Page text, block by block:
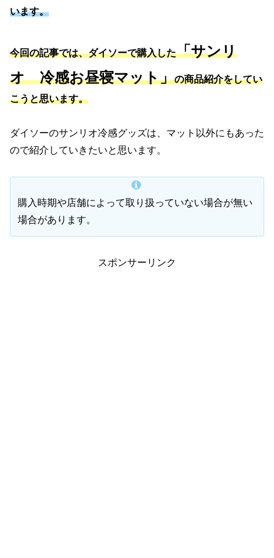
います。
今回の記事では、ダイソーで購入した「サンリ
オ 冷感お昼寝マット」の商品紹介をしてい
こうと思います。
ダイソーのサンリオ冷感グッズは、マット以外にもあった
ので紹介していきたいと思います。
購入時期や店舗によって取り扱っていない場合が無い
場合があります。
スポンサーリンク